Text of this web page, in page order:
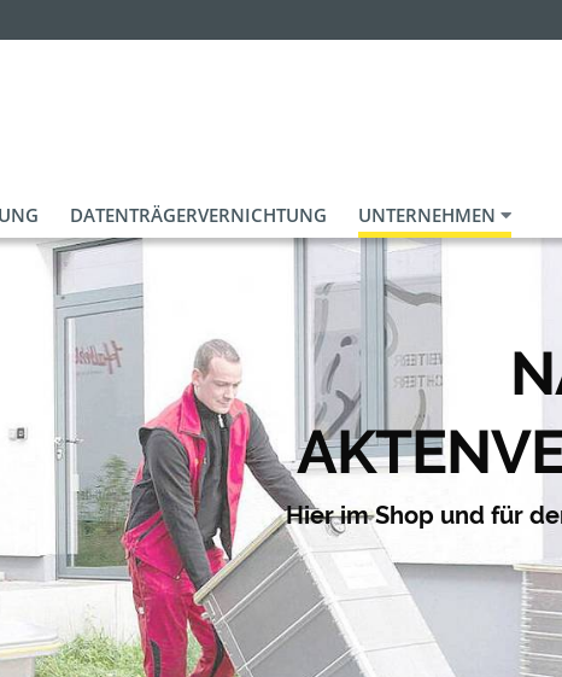
DATENTRÄGERVERNICHTUNG UNTERNEHMEN
Hier im Shop und für